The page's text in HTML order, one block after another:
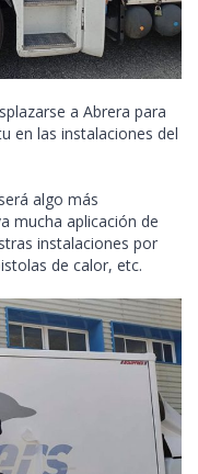
a Abrera para
en las instalaciones del
algo más
mucha aplicación de
instalaciones por
de calor, etc.